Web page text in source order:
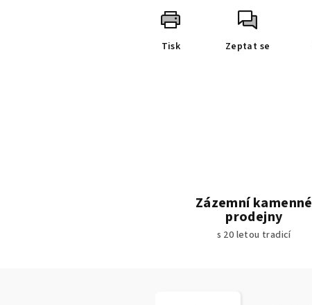
Tisk Zeptat se
Zázemní kamenné
prodejny
s 20 letou tradicí